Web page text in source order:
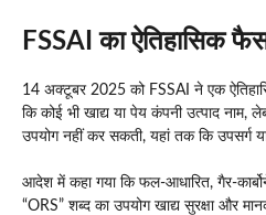
FSSAI का ऐतिहासिक
14 अक्टूबर 2025 को FSSAI ने एक
कि कोई भी खाद्य या पेय कंपनी उत्पाद नाम,
उपयोग नहीं कर सकती, यहां तक कि उपसर्ग
आदेश में कहा गया कि फल-आधारित, गैर-
“ORS” शब्द का उपयोग खाद्य सुरक्षा और